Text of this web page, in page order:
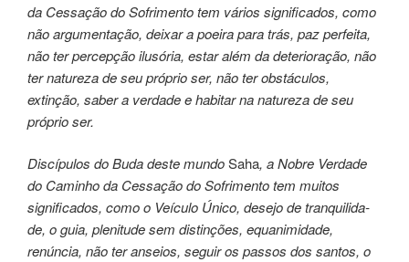
da Cessação do Sofrimento tem ­vários significados, como
não argu­men­ta­ção, dei­xar a poeira para trás, paz per­fei­ta,
não ter percepção ilusória, estar além da deterioração, não
ter natureza de seu próprio ser, não ter obs­tá­cu­los,
extinção, saber a ver­da­de e habi­tar na natu­re­za de seu
próprio ser.
Discípulos do Buda deste mundoSaha, a Nobre Verdade
do Caminho da Cessação do Sofrimento tem muitos
significa­dos, como o Veículo Único, dese­jo de tranqui­li­da­
de, o guia, ple­ni­tu­de sem dis­tin­ções, equa­ni­mi­da­de,
renúncia, não ter ­anseios, ­seguir os pas­sos dos san­tos, o